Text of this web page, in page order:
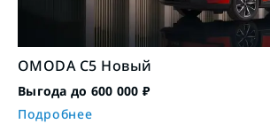
OMODA C5 Новый
Выгода до 600 000 ₽
Подробнее